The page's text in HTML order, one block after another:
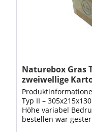
Naturebox Gras
zweiwellige
variable Höhe
Typ II –
Höhe variabel
bestellen war